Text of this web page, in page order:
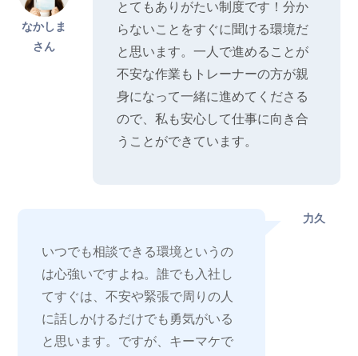
なかしま
さん
とてもありがたい制度です！分か
らないことをすぐに聞ける環境だ
と思います。一人で進めることが
不安な作業もトレーナーの方が親
身になって一緒に進めてくださる
ので、私も安心して仕事に向き合
うことができています。
力久
いつでも相談できる環境というの
は心強いですよね。誰でも入社し
てすぐは、不安や緊張で周りの人
に話しかけるだけでも勇気がいる
と思います。ですが、キーマケで